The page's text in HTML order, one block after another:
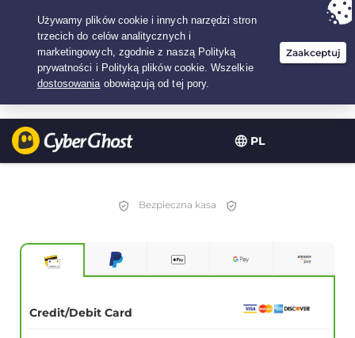
PL
Twój wybór:Najlepsza umowa
Bezpieczna kasa
Credit/Debit Card